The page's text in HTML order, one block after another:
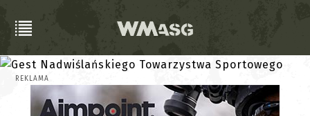
REKLAMA